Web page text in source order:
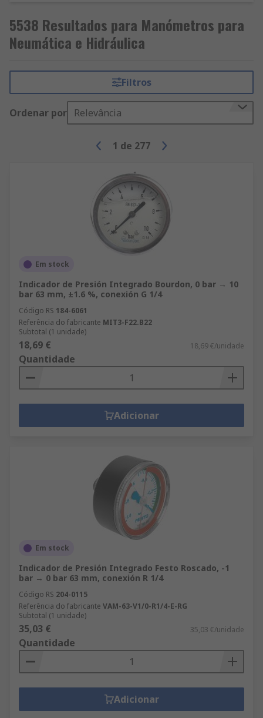
5538 Resultados para Manómetros para
Neumática e Hidráulica
Filtros
Ordenar por Relevância
1 de 277
Em stock
Indicador de Presión Integrado Bourdon, 0 bar → 10
bar 63 mm, ±1.6 %, conexión G 1/4
Código RS 184-6061
Referência do fabricante MIT3-F22.B22
Subtotal (1 unidade)
18,69 € 18,69 €/unidade
Quantidade
Adicionar
Em stock
Indicador de Presión Integrado Festo Roscado, -1
bar → 0 bar 63 mm, conexión R 1/4
Código RS 204-0115
Referência do fabricante VAM-63-V1/0-R1/4-E-RG
Subtotal (1 unidade)
35,03 € 35,03 €/unidade
Quantidade
Adicionar